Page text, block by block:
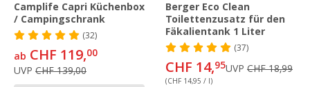
Camplife Capri Küchenbox
/ Campingschrank
(32)
ab CHF 119,00
UVP CHF 139,00
Berger Eco Clean
Toilettenzusatz für den
Fäkalientank 1 Liter
(37)
CHF 14,95UVP CHF 18,99
(CHF 14,95 / l)